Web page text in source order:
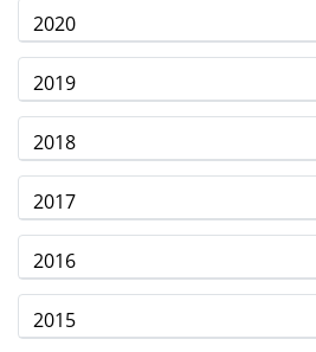
2020
2019
2018
2017
2016
2015